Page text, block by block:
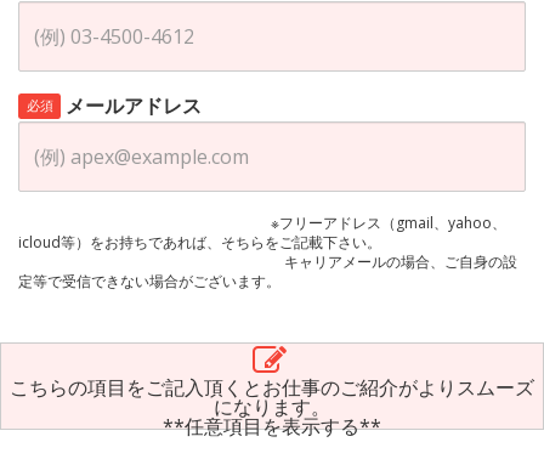
必須 メールアドレス
※フリーアドレス（gmail、yahoo、
icloud等）をお持ちであれば、そちらをご記載下さい。
キャリアメールの場合、ご自身の設
定等で受信できない場合がございます。
こちらの項目をご記入頂くとお仕事のご紹介がよりスムーズ
になります。
**任意項目を表示する**